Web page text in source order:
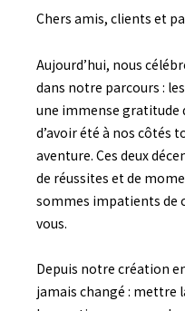
Chers amis, clients et
Aujourd’hui, nous
dans notre parcours : les
une immense gratitude
d’avoir été à nos côtés
aventure. Ces deux
de réussites et de
sommes impatients de
vous.
Depuis notre création
jamais changé : mettre